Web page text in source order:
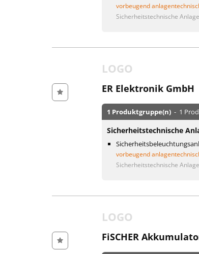
vorbeugend
Sicherheitstechnische
LOGO
ER Elektronik GmbH
1 Produktgruppe(n)- 1
Sicherheitstechnische
vorbeugend
Sicherheitstechnische
LOGO
FiSCHER